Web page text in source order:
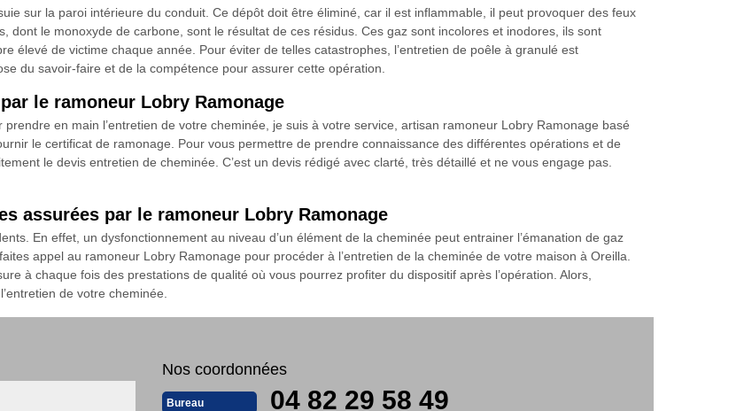
sur la paroi intérieure du conduit. Ce dépôt doit être éliminé, car il est inflammable, il peut provoquer des feux
dont le monoxyde de carbone, sont le résultat de ces résidus. Ces gaz sont incolores et inodores, ils sont
élevé de victime chaque année. Pour éviter de telles catastrophes, l’entretien de poêle à granulé est
du savoir-faire et de la compétence pour assurer cette opération.
le ramoneur Lobry Ramonage
en main l’entretien de votre cheminée, je suis à votre service, artisan ramoneur Lobry Ramonage basé
le certificat de ramonage. Pour vous permettre de prendre connaissance des différentes opérations et de
le devis entretien de cheminée. C’est un devis rédigé avec clarté, très détaillé et ne vous engage pas.
assurées par le ramoneur Lobry Ramonage
En effet, un dysfonctionnement au niveau d’un élément de la cheminée peut entrainer l’émanation de gaz
appel au ramoneur Lobry Ramonage pour procéder à l’entretien de la cheminée de votre maison à Oreilla.
à chaque fois des prestations de qualité où vous pourrez profiter du dispositif après l’opération. Alors,
de votre cheminée.
Nos coordonnées
Bureau 04 82 29 58 49